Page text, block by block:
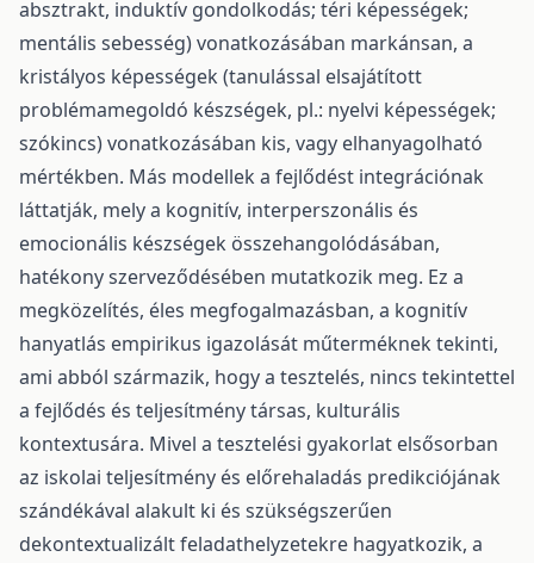
absztrakt, induktív gondolkodás; téri képességek;
mentális sebesség) vonatkozásában markánsan, a
kristályos képességek (tanulással elsajátított
problémamegoldó készségek, pl.: nyelvi képességek;
szókincs) vonatkozásában kis, vagy elhanyagolható
mértékben. Más modellek a fejlődést integrációnak
láttatják, mely a kognitív, interperszonális és
emocionális készségek összehangolódásában,
hatékony szerveződésében mutatkozik meg. Ez a
megközelítés, éles megfogalmazásban, a kognitív
hanyatlás empirikus igazolását műterméknek tekinti,
ami abból származik, hogy a tesztelés, nincs tekintettel
a fejlődés és teljesítmény társas, kulturális
kontextusára. Mivel a tesztelési gyakorlat elsősorban
az iskolai teljesítmény és előrehaladás predikciójának
szándékával alakult ki és szükségszerűen
dekontextualizált feladathelyzetekre hagyatkozik, a